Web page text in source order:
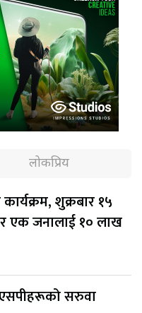
लोकप्रिय
शुक्रबार १५
एक जनालाई १० लाख
सरुवा